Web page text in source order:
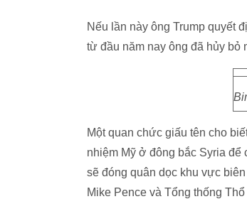
Nếu lần này ông Trump quyết
từ đầu năm nay ông đã hủy bỏ
Một quan chức giấu tên cho
nhiệm Mỹ ở đông bắc Syria để
sẽ đóng quân dọc khu vực
Mike Pence và Tổng thống